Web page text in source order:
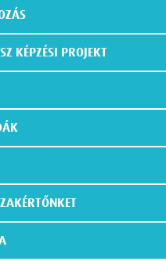
KÉPZÉSI PROJEKT